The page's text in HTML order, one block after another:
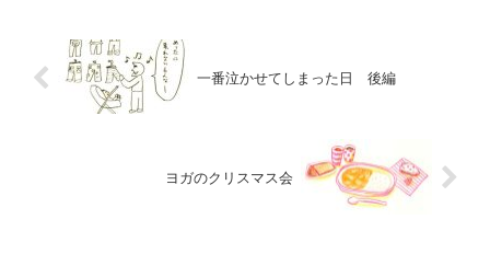
一番泣かせてしまった日 後編
ヨガのクリスマス会